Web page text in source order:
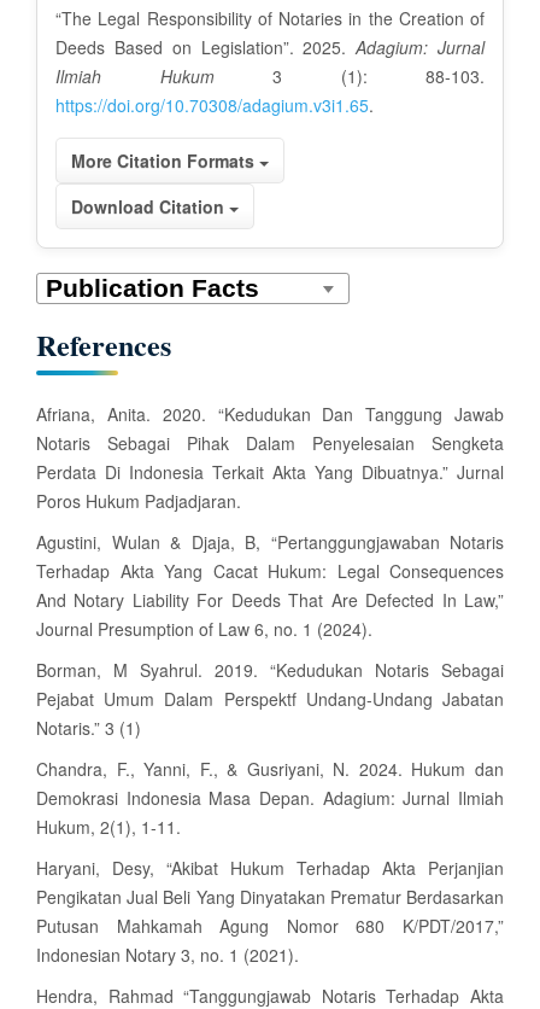
D
i
l
s
“The Legal Responsibility of Notaries in the Creation of
Deeds Based on Legislation”. 2025.Adagium: Jurnal
Ilmiah Hukum3 (1): 88-103.
https://doi.org/10.70308/adagium.v3i1.65.
More Citation Formats
Download Citation
References
Afriana, Anita. 2020. “Kedudukan Dan Tanggung Jawab
Notaris Sebagai Pihak Dalam Penyelesaian Sengketa
Perdata Di Indonesia Terkait Akta Yang Dibuatnya.” Jurnal
Poros Hukum Padjadjaran.
Agustini, Wulan & Djaja, B, “Pertanggungjawaban Notaris
Terhadap Akta Yang Cacat Hukum: Legal Consequences
And Notary Liability For Deeds That Are Defected In Law,”
Journal Presumption of Law 6, no. 1 (2024).
Borman, M Syahrul. 2019. “Kedudukan Notaris Sebagai
Pejabat Umum Dalam Perspektf Undang-Undang Jabatan
Notaris.” 3 (1)
Chandra, F., Yanni, F., & Gusriyani, N. 2024. Hukum dan
Demokrasi Indonesia Masa Depan. Adagium: Jurnal Ilmiah
Hukum, 2(1), 1-11.
Haryani, Desy, “Akibat Hukum Terhadap Akta Perjanjian
Pengikatan Jual Beli Yang Dinyatakan Prematur Berdasarkan
Putusan Mahkamah Agung Nomor 680 K/PDT/2017,”
Indonesian Notary 3, no. 1 (2021).
Hendra, Rahmad “Tanggungjawab Notaris Terhadap Akta